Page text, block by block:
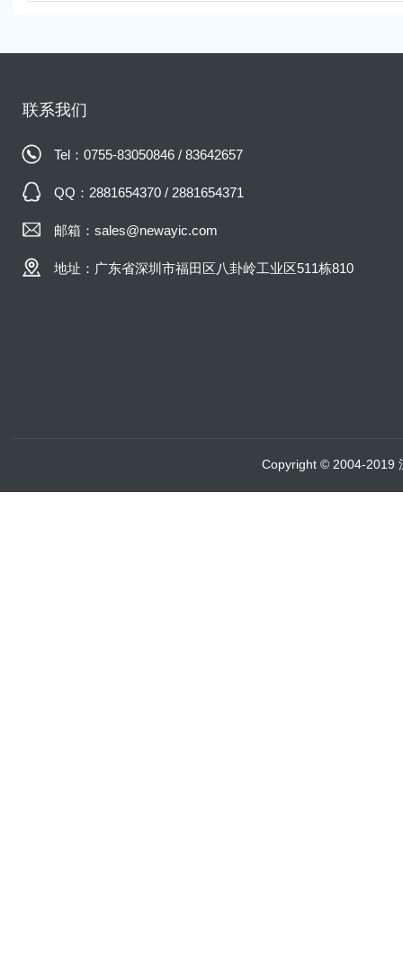
联系我们
Tel：0755-83050846 / 83642657
QQ：2881654370 / 2881654371
邮箱：sales@newayic.com
地址：广东省深圳市福田区八卦岭工业区511栋810
Copyright © 2004-2019